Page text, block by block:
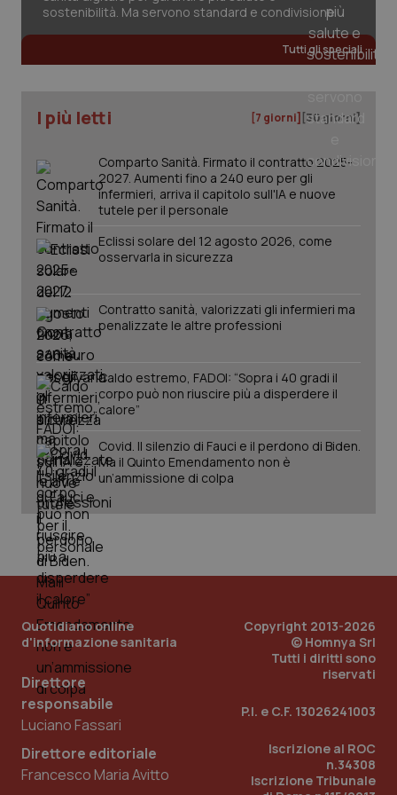
Salute orale & impianti
Sangue & coagulazione
Tiroide
Tumore al seno
Tumore ovarico
Tumori del Polmone & Testa Collo
Tumori gastrointestinali
Ulcera & Reflusso
Vaccini
sostenibilità. Ma servono standard e condivisione
Tutti gli speciali
I più letti [7 giorni] [30 giorni]
Comparto Sanità. Firmato il contratto 2025-
2027. Aumenti fino a 240 euro per gli
infermieri, arriva il capitolo sull'IA e nuove
tutele per il personale
Eclissi solare del 12 agosto 2026, come
osservarla in sicurezza
Contratto sanità, valorizzati gli infermieri ma
penalizzate le altre professioni
Caldo estremo, FADOI: “Sopra i 40 gradi il
corpo può non riuscire più a disperdere il
calore”
Covid. Il silenzio di Fauci e il perdono di Biden.
Ma il Quinto Emendamento non è
un’ammissione di colpa
Quotidiano online
d'informazione sanitaria
Direttore
responsabile
Luciano Fassari
Direttore editoriale
Francesco Maria Avitto
Copyright 2013-2026
© Homnya Srl
Tutti i diritti sono
riservati
P.I. e C.F. 13026241003
Iscrizione al ROC
n.34308
Iscrizione Tribunale
CookieScriptConsent
CookieScript
tracking-sites-ironfish-
tracking-enable
tracking-sites-ironfish-
session-id
www.quotidianosanita.it
4
_ga
1